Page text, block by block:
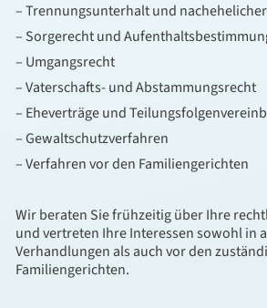
– Trennungsunterhalt und
– Sorgerecht und
– Umgangsrecht
– Vaterschafts- und Abstammungsrecht
– Eheverträge und
– Gewaltschutzverfahren
– Verfahren vor den Familiengerichten
Wir beraten Sie frühzeitig über Ihre
und vertreten Ihre Interessen sowohl in
Verhandlungen als auch vor den
Familiengerichten.